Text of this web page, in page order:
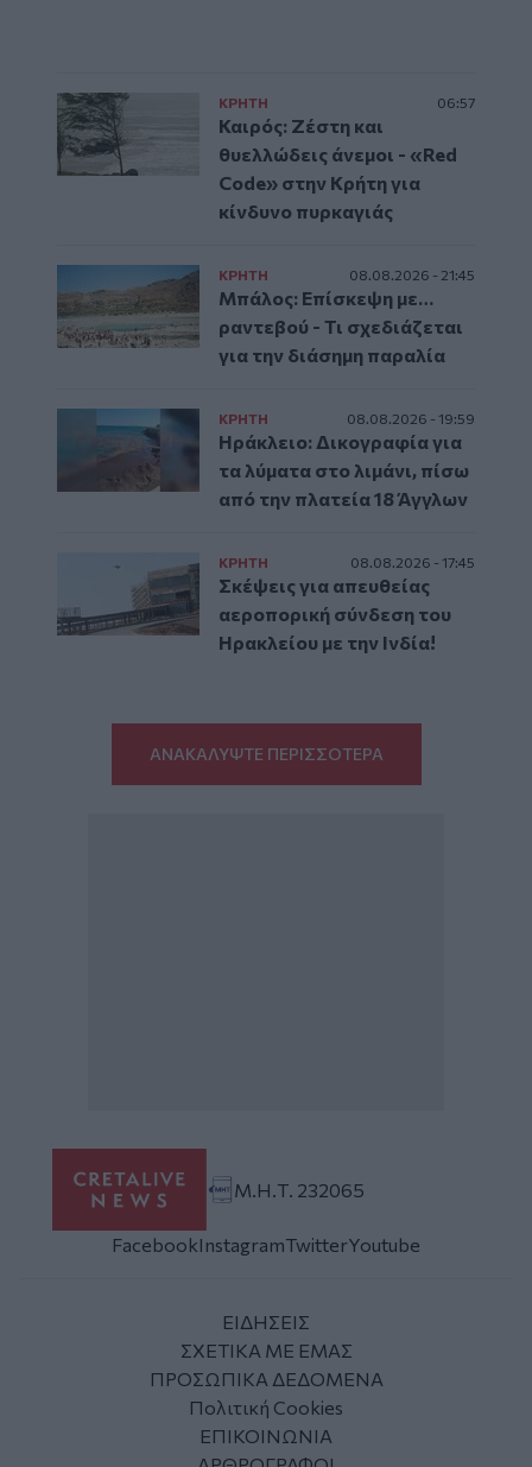
ΚΡΗΤΗ 06:57
Καιρός: Ζέστη και
θυελλώδεις άνεμοι - «Red
Code» στην Κρήτη για
κίνδυνο πυρκαγιάς
ΚΡΗΤΗ 08.08.2026 - 21:45
Μπάλος: Επίσκεψη με…
ραντεβού - Τι σχεδιάζεται
για την διάσημη παραλία
ΚΡΗΤΗ 08.08.2026 - 19:59
Ηράκλειο: Δικογραφία για
τα λύματα στο λιμάνι, πίσω
από την πλατεία 18 Άγγλων
ΚΡΗΤΗ 08.08.2026 - 17:45
Σκέψεις για απευθείας
αεροπορική σύνδεση του
Ηρακλείου με την Ινδία!
ΑΝΑΚΑΛΥΨΤΕ ΠΕΡΙΣΣΟΤΕΡΑ
Μ.Η.Τ. 232065
FacebookInstagramTwitterYoutube
ΕΙΔΗΣΕΙΣ
ΣΧΕΤΙΚΑ ΜΕ ΕΜΑΣ
ΠΡΟΣΩΠΙΚΑ ΔΕΔΟΜΕΝΑ
Πολιτική Cookies
ΕΠΙΚΟΙΝΩΝΙΑ